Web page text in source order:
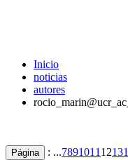
Inicio
noticias
autores
Página : ...7891011 1213